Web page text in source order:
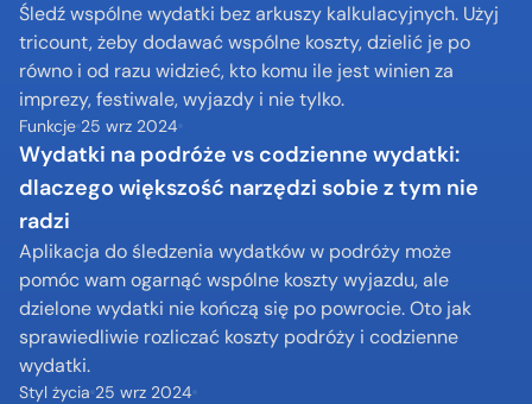
Śledź wspólne wydatki bez arkuszy kalkulacyjnych. Użyj
tricount, żeby dodawać wspólne koszty, dzielić je po
równo i od razu widzieć, kto komu ile jest winien za
imprezy, festiwale, wyjazdy i nie tylko.
Funkcje 25 wrz 2024
Wydatki na podróże vs codzienne wydatki:
dlaczego większość narzędzi sobie z tym nie
radzi
Aplikacja do śledzenia wydatków w podróży może
pomóc wam ogarnąć wspólne koszty wyjazdu, ale
dzielone wydatki nie kończą się po powrocie. Oto jak
sprawiedliwie rozliczać koszty podróży i codzienne
wydatki.
Styl życia 25 wrz 2024